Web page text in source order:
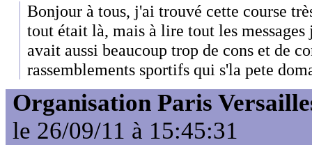
Bonjour à tous, j'ai trouvé cette course
tout était là, mais à lire tout les
avait aussi beaucoup trop de cons et de
rassemblements sportifs qui s'la pete
Organisation Paris
le 26/09/11 à 15:45:31